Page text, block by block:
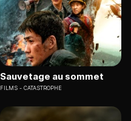
Sauvetage au sommet
FILMS CATASTROPHE